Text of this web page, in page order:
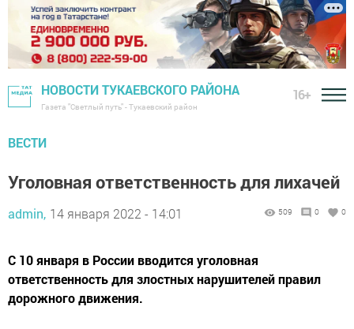
НОВОСТИ ТУКАЕВСКОГО РАЙОНА
Газета "Светлый путь" - Тукаевский район
16+
ВЕСТИ
Уголовная ответственность для лихачей
admin, 14 января 2022 - 14:01 509 0 0
С 10 января в России вводится уголовная
ответственность для злостных нарушителей правил
дорожного движения.